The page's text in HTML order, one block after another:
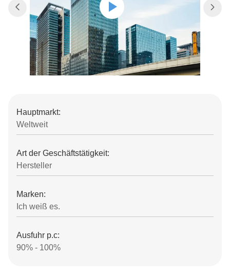
Hauptmarkt:
Weltweit
Art der Geschäftstätigkeit:
Hersteller
Marken:
Ich weiß es.
Ausfuhr p.c:
90% - 100%